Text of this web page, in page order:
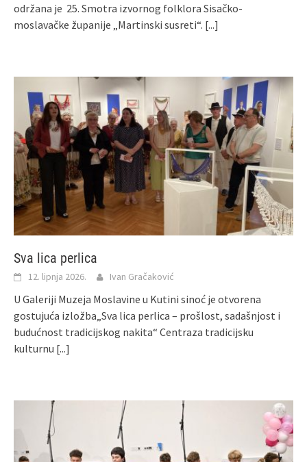
održana je 25. Smotra izvornog folklora Sisačko-
moslavačke županije „Martinski susreti“. [...]
Sva lica perlica
12. lipnja 2026. Ivan Gračaković
U Galeriji Muzeja Moslavine u Kutini sinoć je otvorena
gostujuća izložba„Sva lica perlica – prošlost, sadašnjost i
budućnost tradicijskog nakita“ Centraza tradicijsku
kulturnu [...]